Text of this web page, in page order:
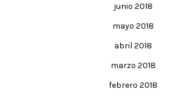
junio 2018
mayo 2018
abril 2018
marzo 2018
febrero 2018